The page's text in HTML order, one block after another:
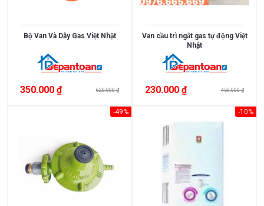
MỨC
5.000.000
5.000.000
Bộ Van Và Dây Gas Việt Nhật
350.000 ₫ 620.000 ₫
Van cầu trì ngắt gas tự động Việt
Nhật
230.000 ₫ 450.000 ₫
-49% -10%